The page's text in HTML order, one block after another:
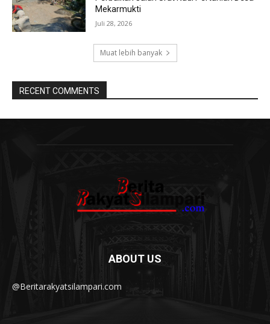
Mekarmukti
Juli 28, 2026
Muat lebih banyak
RECENT COMMENTS
ABOUT US
@Beritarakyatsilampari.com